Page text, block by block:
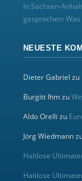
In Sachsen-
gesprochen:
NEUESTE
Dieter Gabriel zu
Burgitt Ihmzu
Aldo Orelli zu
Jörg Wiedmann
Haltlose
Haltlose